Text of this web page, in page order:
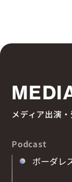
メディア出演
Podcast
ボーダ